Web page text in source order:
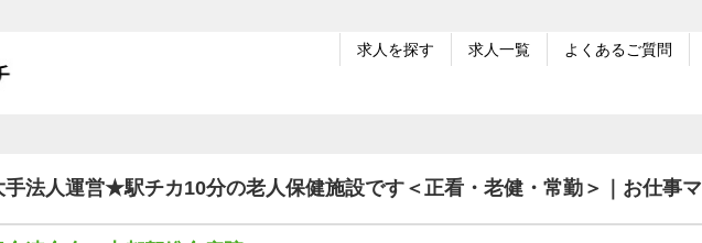
求人を探す 求人一覧 よくあるご質問
手法人運営★駅チカ10分の老人保健施設です＜正看・老健・常勤＞｜お仕事